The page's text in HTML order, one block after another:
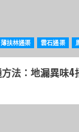
薄扶林通渠 雲石通渠
法：地漏異味4